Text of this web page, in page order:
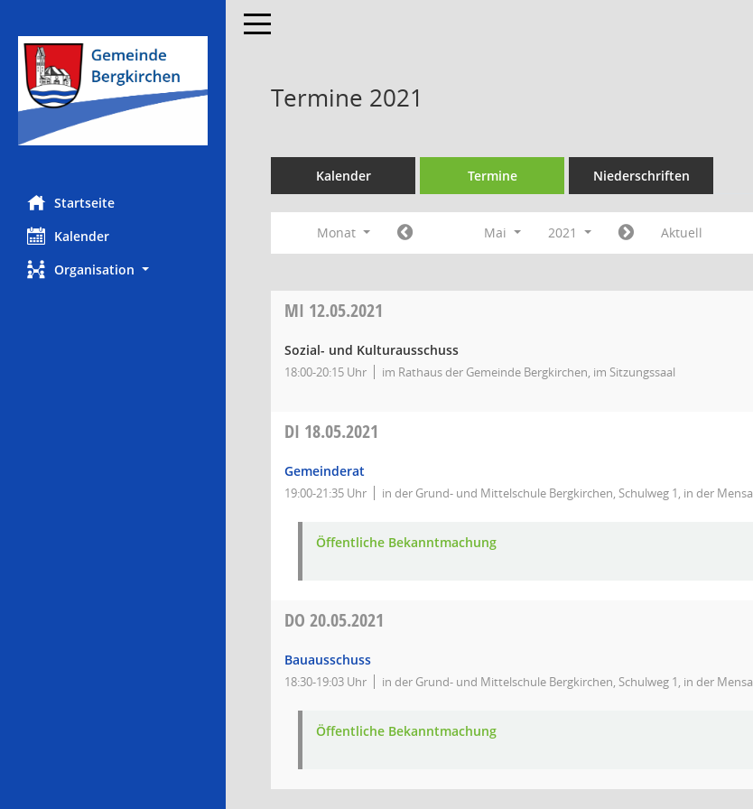
Startseite
Kalender
Organisation
Toggle navigation
Termine 2021
Kalender Termine Niederschriften
Monat Mai 2021 Aktuell
MI 12.05.2021
Sozial- und Kulturausschuss
18:00-20:15 Uhr im Rathaus der Gemeinde Bergkirchen, im Sitzungssaal
DI 18.05.2021
Gemeinderat
19:00-21:35 Uhr in der Grund- und Mittelschule Bergkirchen, Schulweg 1, in der Mensa
Öffentliche Bekanntmachung
DO 20.05.2021
Bauausschuss
18:30-19:03 Uhr in der Grund- und Mittelschule Bergkirchen, Schulweg 1, in der Mensa
Öffentliche Bekanntmachung